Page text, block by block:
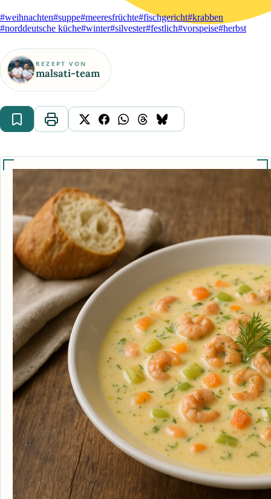
#weihnachten#suppe#meeresfrüchte#fischgericht#krabben
#norddeutsche küche#winter#silvester#festlich#vorspeise#herbst
REZEPT VON
malsati-team